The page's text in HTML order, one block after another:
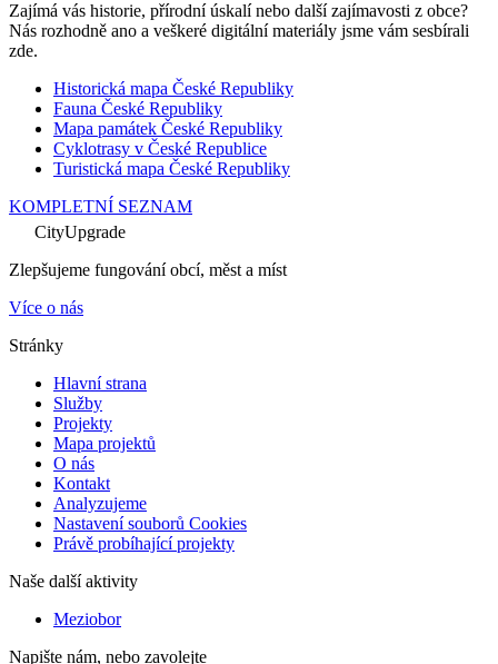
Zajímá vás historie, přírodní úskalí nebo další zajímavosti z obce?
Nás rozhodně ano a veškeré digitální materiály jsme vám sesbírali
zde.
Historická mapa České Republiky
Fauna České Republiky
Mapa památek České Republiky
Cyklotrasy v České Republice
Turistická mapa České Republiky
KOMPLETNÍ SEZNAM
CityUpgrade
Zlepšujeme fungování obcí, měst a míst
Více o nás
Stránky
Hlavní strana
Služby
Projekty
Mapa projektů
O nás
Kontakt
Analyzujeme
Nastavení souborů Cookies
Právě probíhající projekty
Naše další aktivity
Meziobor
Napište nám, nebo zavolejte